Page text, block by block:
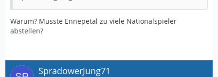
Warum? Musste Ennepetal zu viele Nationalspieler
abstellen?
SpradowerJung71